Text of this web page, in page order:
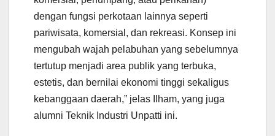
dengan fungsi perkotaan lainnya seperti
pariwisata, komersial, dan rekreasi. Konsep ini
mengubah wajah pelabuhan yang sebelumnya
tertutup menjadi area publik yang terbuka,
estetis, dan bernilai ekonomi tinggi sekaligus
kebanggaan daerah,” jelas Ilham, yang juga
alumni Teknik Industri Unpatti ini.